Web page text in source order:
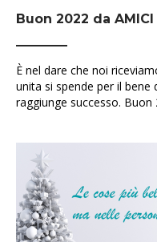
Buon 2022 da
È nel dare che noi
unita si spende per il
raggiunge successo. Buon